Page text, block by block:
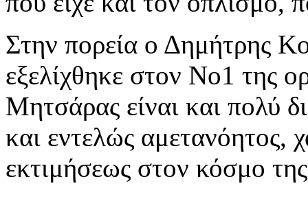
Στην πορεία ο Δημήτρης
εξελίχθηκε στον Νο1 της
Μητσάρας είναι και πολύ
και εντελώς αμετανόητος,
εκτιμήσεως στον κόσμο